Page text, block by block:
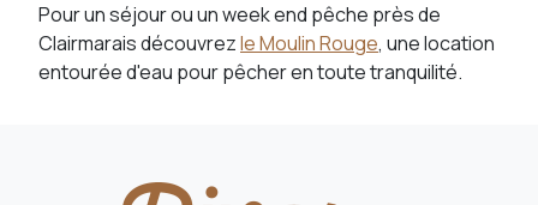
Pour un séjour ou un week end pêche près de
Clairmarais découvrezle Moulin Rouge, une location
entourée d'eau pour pêcher en toute tranquilité.